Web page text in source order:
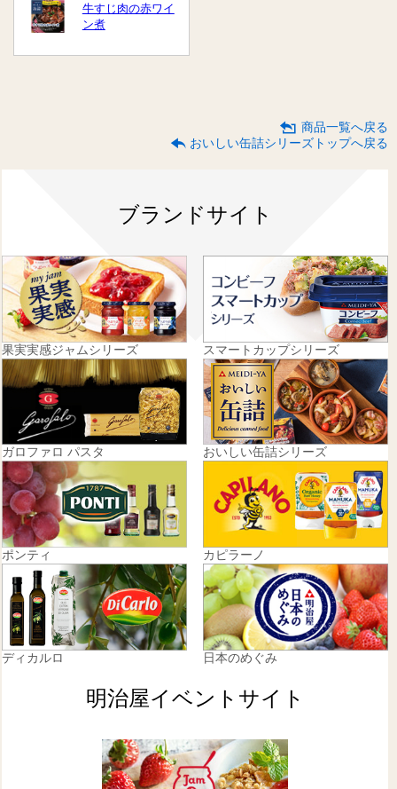
牛すじ肉の赤ワイ
ン煮
商品一覧へ戻る
おいしい缶詰シリーズトップへ戻る
ブランドサイト
果実実感ジャムシリーズ スマートカップシリーズ
ガロファロ パスタ おいしい缶詰シリーズ
ポンティ カピラーノ
ディカルロ 日本のめぐみ
明治屋イベントサイト